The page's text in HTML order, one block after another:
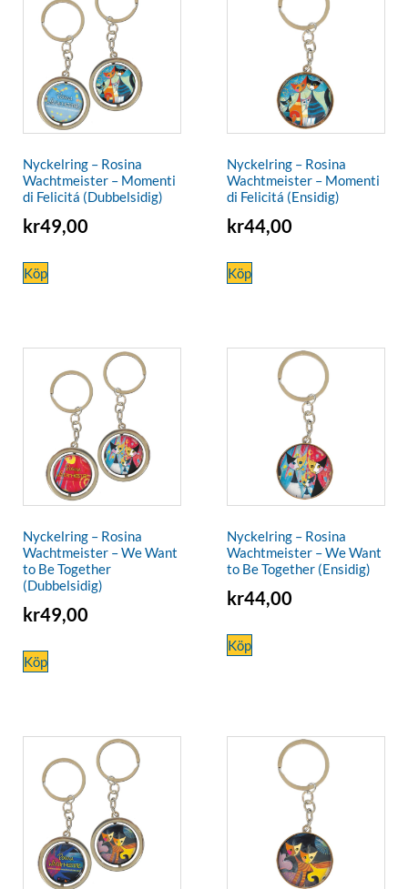
Nyckelring – Rosina
Wachtmeister – Momenti
di Felicitá (Dubbelsidig)
kr49,00
Köp
Nyckelring – Rosina
Wachtmeister – Momenti
di Felicitá (Ensidig)
kr44,00
Köp
Nyckelring – Rosina
Wachtmeister – We Want
to Be Together
(Dubbelsidig)
kr49,00
Köp
Nyckelring – Rosina
Wachtmeister – We Want
to Be Together (Ensidig)
kr44,00
Köp